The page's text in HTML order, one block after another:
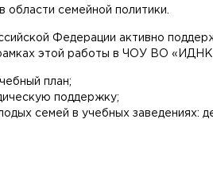
области семейной политики.
Федерации активно
этой работы в ЧОУ ВО
план;
поддержку;
семей в учебных заведениях: